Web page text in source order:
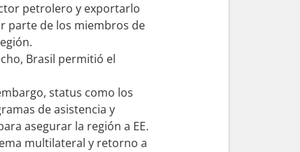
petrolero y exportarlo
parte de los miembros de
Brasil permitió el
status como los
de asistencia y
asegurar la región a EE.
multilateral y retorno a